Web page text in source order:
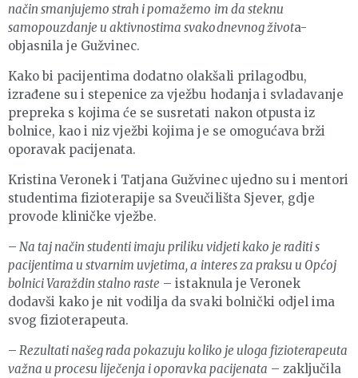
način smanjujemo strah i pomažemo im da steknu
samopouzdanje u aktivnostima svakodnevnog života-
objasnila je Gužvinec.
Kako bi pacijentima dodatno olakšali prilagodbu,
izrađene su i stepenice za vježbu hodanja i svladavanje
prepreka s kojima će se susretati nakon otpusta iz
bolnice, kao i niz vježbi kojima je se omogućava brži
oporavak pacijenata.
Kristina Veronek i Tatjana Gužvinec ujedno su i mentori
studentima fizioterapije sa Sveučilišta Sjever, gdje
provode kliničke vježbe.
– Na taj način studenti imaju priliku vidjeti kako je raditi s
pacijentima u stvarnim uvjetima, a interes za praksu u Općoj
bolnici Varaždin stalno raste – istaknula je Veronek
dodavši kako je nit vodilja da svaki bolnički odjel ima
svog fizioterapeuta.
– Rezultati našeg rada pokazuju koliko je uloga fizioterapeuta
važna u procesu liječenja i oporavka pacijenata – zaključila